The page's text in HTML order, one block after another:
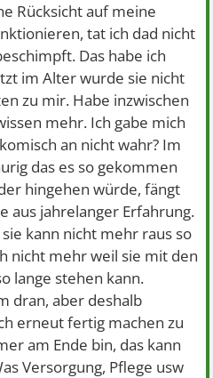
Rücksicht auf meine
tat ich dad nicht
Das habe ich
im Alter wurde sie nicht
zu mir. Habe inzwischen
mehr. Ich gabe mich
an nicht wahr? Im
das es so gekommen
hingehen würde, fängt
aus jahrelanger Erfahrung.
kann nicht mehr raus so
nicht mehr weil sie mit den
lange stehen kann.
dran, aber deshalb
erneut fertig machen zu
am Ende bin, das kann
Versorgung, Pflege usw